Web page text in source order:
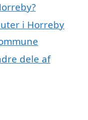
i Horreby
dele af